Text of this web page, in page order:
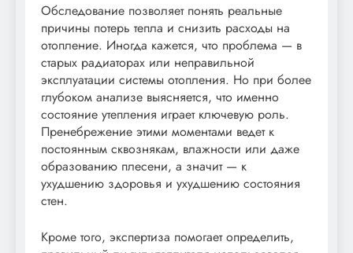
Обследование позволяет понять реальные
причины потерь тепла и снизить расходы на
отопление. Иногда кажется, что проблема — в
старых радиаторах или неправильной
эксплуатации системы отопления. Но при более
глубоком анализе выясняется, что именно
состояние утепления играет ключевую роль.
Пренебрежение этими моментами ведет к
постоянным сквознякам, влажности или даже
образованию плесени, а значит — к
ухудшению здоровья и ухудшению состояния
стен.
Кроме того, экспертиза помогает определить,